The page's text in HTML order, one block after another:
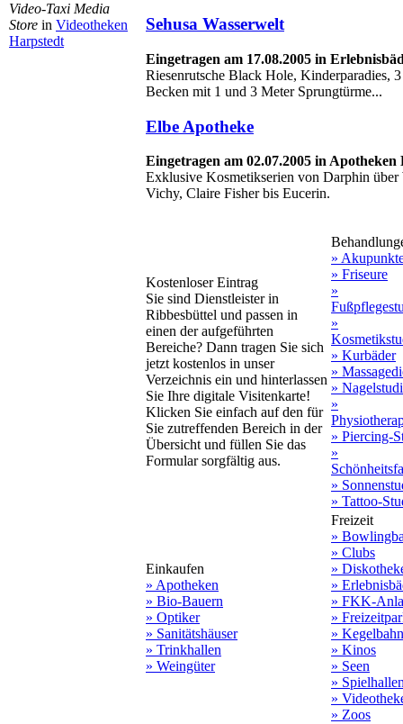
Video-Taxi Media
Store in Videotheken
Harpstedt
Sehusa Wasserwelt
Eingetragen am 17.08.2005 in
Riesenrutsche Black Hole, Kinderparadies,
Becken mit 1 und 3 Meter Sprungtürme...
Elbe Apotheke
Eingetragen am 02.07.2005 in Apotheken
Exklusive Kosmetikserien von Darphin über
Vichy, Claire Fisher bis Eucerin.
Kostenloser Eintrag
Sie sind Dienstleister in
Ribbesbüttel und passen in
einen der aufgeführten
Bereiche? Dann tragen Sie sich
jetzt kostenlos in unser
Verzeichnis ein und hinterlassen
Sie Ihre digitale Visitenkarte!
Klicken Sie einfach auf den für
Sie zutreffenden Bereich in der
Übersicht und füllen Sie das
Formular sorgfältig aus.
»
» Friseure
»
»
» Kurbäder
»
»
»
» Piercing-
»
»
» Tattoo-
Einkaufen
» Apotheken
» Bio-Bauern
» Optiker
» Sanitätshäuser
» Trinkhallen
» Weingüter
Freizeit
»
» Clubs
»
»
» FKK-
»
»
» Kinos
» Seen
»
»
» Zoos